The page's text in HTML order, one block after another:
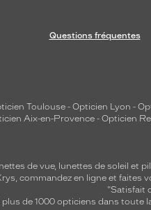
Questions fréquentes
Toulouse - Opticien Lyon -
Aix-en-Provence - Opticien
de vue, lunettes de soleil et
commandez en ligne et faites
"Satisfait
plus de 1000 opticiens dans toute